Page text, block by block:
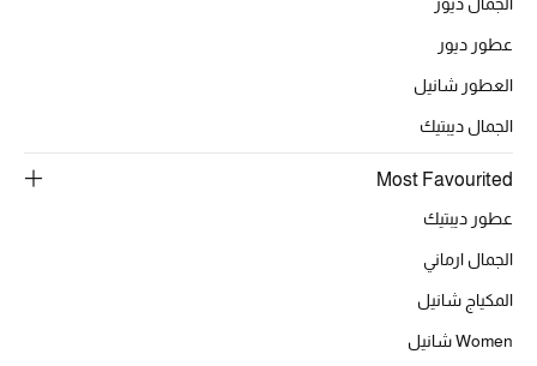
الموسم الجديد
تشكيلة الأحذية
الأحذية الرجالية
الجمال ديور
عطور ديور
العطور شانيل
الجمال ديبتيك
Most Favourited
عطور ديبتيك
الجمال ارماني
المكياج شانيل
Women شانيل